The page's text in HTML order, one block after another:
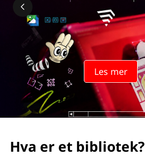
Les mer
Hva er et bibliotek?